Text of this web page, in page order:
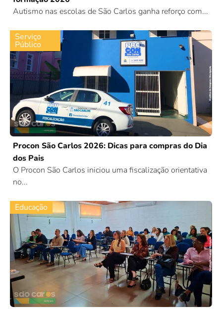
Autismo nas escolas de São Carlos ganha reforço com...
Serviço
Público
Procon São Carlos 2026: Dicas para compras do Dia
dos Pais
O Procon São Carlos iniciou uma fiscalização orientativa
no...
Educação